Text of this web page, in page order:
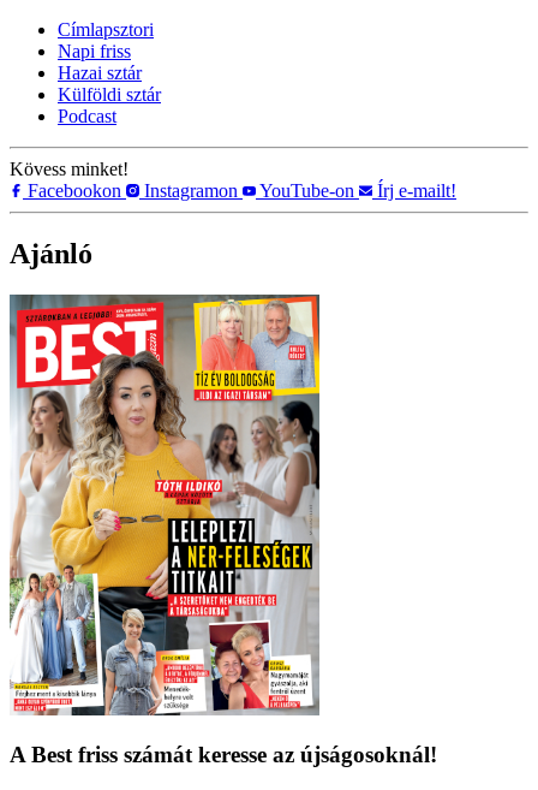
Címlapsztori
Napi friss
Hazai sztár
Külföldi sztár
Podcast
Kövess minket!
Facebookon
Instagramon YouTube-on Írj e-mailt!
Ajánló
A Best friss számát keresse az újságosoknál!